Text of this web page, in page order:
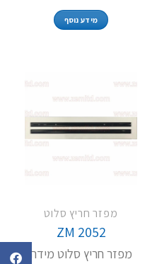
מידע נוסף
מפזר חריץ סלוט
ZM 2052
מפזר חריץ סלוט מידה